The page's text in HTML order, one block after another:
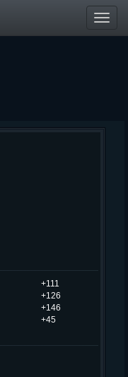
+111
+126
+146
+45